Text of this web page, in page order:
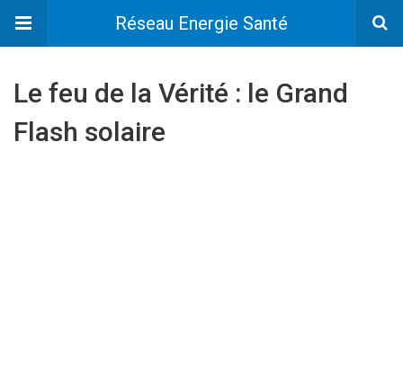
Réseau Energie Santé
Le feu de la Vérité : le Grand
Flash solaire